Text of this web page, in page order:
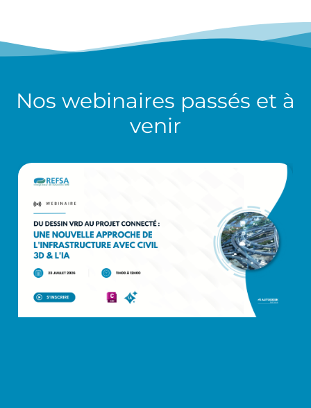
Nos webinaires passés et à
venir